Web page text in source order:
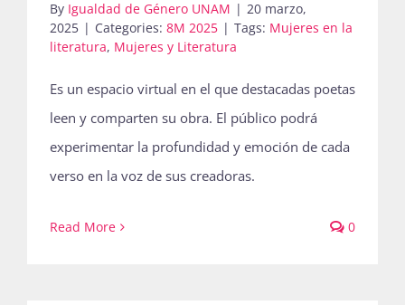
By Igualdad de Género UNAM | 20 marzo,
2025 | Categories: 8M 2025 | Tags: Mujeres en la
literatura, Mujeres y Literatura
Es un espacio virtual en el que destacadas poetas
leen y comparten su obra. El público podrá
experimentar la profundidad y emoción de cada
verso en la voz de sus creadoras.
Read More 0